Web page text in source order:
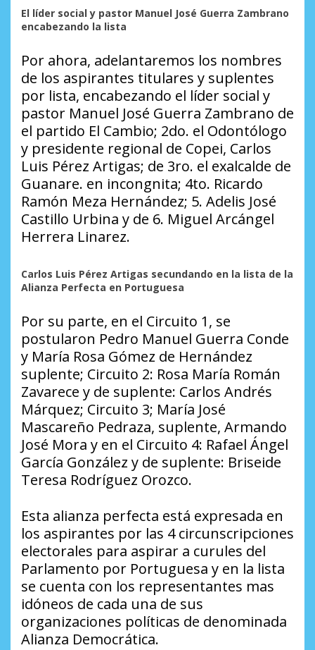
El líder social y pastor Manuel José Guerra Zambrano
encabezando la lista
Por ahora, adelantaremos los nombres
de los aspirantes titulares y suplentes
por lista, encabezando el líder social y
pastor Manuel José Guerra Zambrano de
el partido El Cambio; 2do. el Odontólogo
y presidente regional de Copei, Carlos
Luis Pérez Artigas; de 3ro. el exalcalde de
Guanare. en incongnita; 4to. Ricardo
Ramón Meza Hernández; 5. Adelis José
Castillo Urbina y de 6. Miguel Arcángel
Herrera Linarez.
Carlos Luis Pérez Artigas secundando en la lista de la
Alianza Perfecta en Portuguesa
Por su parte, en el Circuito 1, se
postularon Pedro Manuel Guerra Conde
y María Rosa Gómez de Hernández
suplente; Circuito 2: Rosa María Román
Zavarece y de suplente: Carlos Andrés
Márquez; Circuito 3; María José
Mascareño Pedraza, suplente, Armando
José Mora y en el Circuito 4: Rafael Ángel
García González y de suplente: Briseide
Teresa Rodríguez Orozco.
Esta alianza perfecta está expresada en
los aspirantes por las 4 circunscripciones
electorales para aspirar a curules del
Parlamento por Portuguesa y en la lista
se cuenta con los representantes mas
idóneos de cada una de sus
organizaciones políticas de denominada
Alianza Democrática.